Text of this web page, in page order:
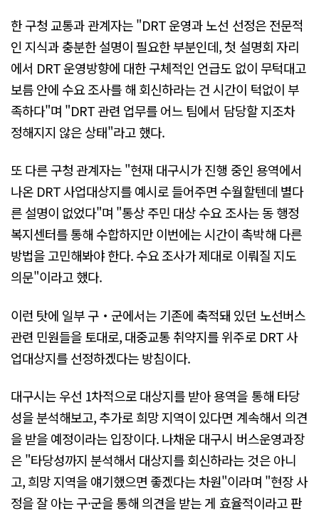
한 구청 교통과 관계자는 "DRT 운영과 노선 선정은 전문적
인 지식과 충분한 설명이 필요한 부분인데, 첫 설명회 자리
에서 DRT 운영방향에 대한 구체적인 언급도 없이 무턱대고
보름 안에 수요 조사를 해 회신하라는 건 시간이 턱없이 부
족하다"며 "DRT 관련 업무를 어느 팀에서 담당할 지조차
정해지지 않은 상태"라고 했다.
또 다른 구청 관계자는 "현재 대구시가 진행 중인 용역에서
나온 DRT 사업대상지를 예시로 들어주면 수월할텐데 별다
른 설명이 없었다"며 "통상 주민 대상 수요 조사는 동 행정
복지센터를 통해 수합하지만 이번에는 시간이 촉박해 다른
방법을 고민해봐야 한다. 수요 조사가 제대로 이뤄질 지도
의문"이라고 했다.
이런 탓에 일부 구‧군에서는 기존에 축적돼 있던 노선버스
관련 민원들을 토대로, 대중교통 취약지를 위주로 DRT 사
업대상지를 선정하겠다는 방침이다.
대구시는 우선 1차적으로 대상지를 받아 용역을 통해 타당
성을 분석해보고, 추가로 희망 지역이 있다면 계속해서 의견
을 받을 예정이라는 입장이다. 나채운 대구시 버스운영과장
은 "타당성까지 분석해서 대상지를 회신하라는 것은 아니
고, 희망 지역을 얘기했으면 좋겠다는 차원"이라며 "현장 사
정을 잘 아는 구·군을 통해 의견을 받는 게 효율적이라고 판